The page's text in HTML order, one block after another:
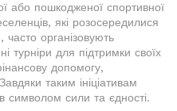
або пошкодженої спортивної
які розосередилися
часто організовують
турніри для підтримки своїх
допомогу,
таким ініціативам
сили та єдності.